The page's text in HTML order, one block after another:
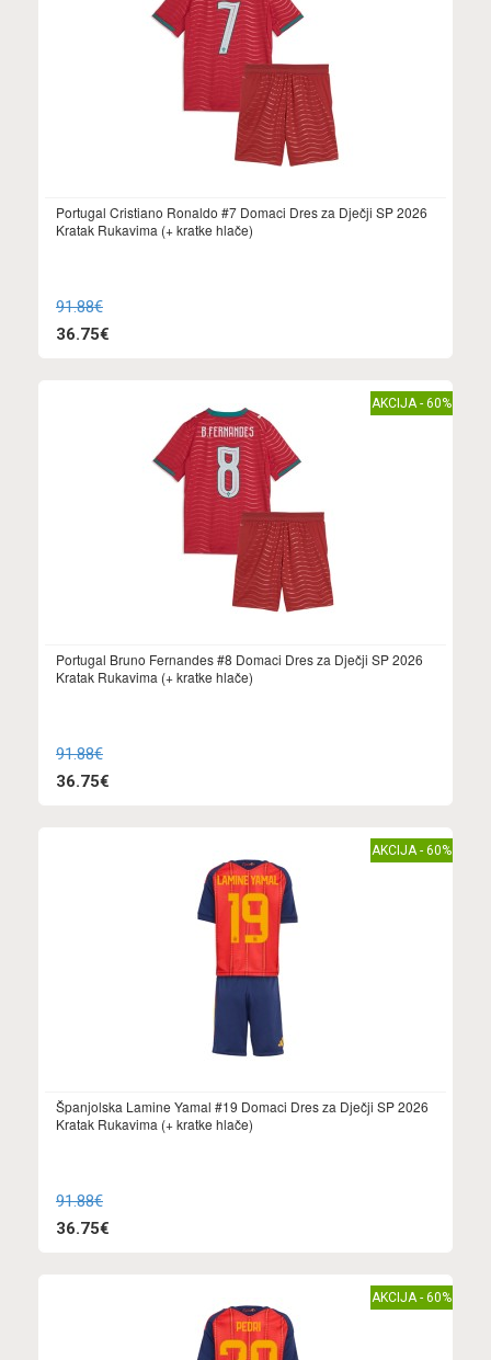
Portugal Cristiano Ronaldo #7 Domaci Dres za Dječji SP 2026
Kratak Rukavima (+ kratke hlače)
91.88€
36.75€
AKCIJA - 60%
Portugal Bruno Fernandes #8 Domaci Dres za Dječji SP 2026
Kratak Rukavima (+ kratke hlače)
91.88€
36.75€
AKCIJA - 60%
Španjolska Lamine Yamal #19 Domaci Dres za Dječji SP 2026
Kratak Rukavima (+ kratke hlače)
91.88€
36.75€
AKCIJA - 60%